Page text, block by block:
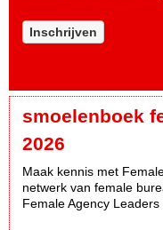
Inschrijven
smoelenboek
2026
Maak kennis met
netwerk van female
Female Agency Leaders